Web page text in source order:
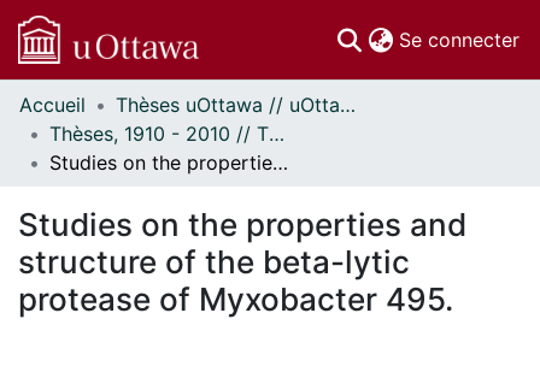
Se connecter
Communautés
et collections
Parcourir
À propos
Accueil
Thèses uOttawa // uOttawa Theses
Thèses, 1910 - 2010 // Theses, 1910 - 2010
Studies on the properties and structure of the beta-lytic protease of Myxobacter 495.
Studies on the properties and
structure of the beta-lytic
protease of Myxobacter 495.